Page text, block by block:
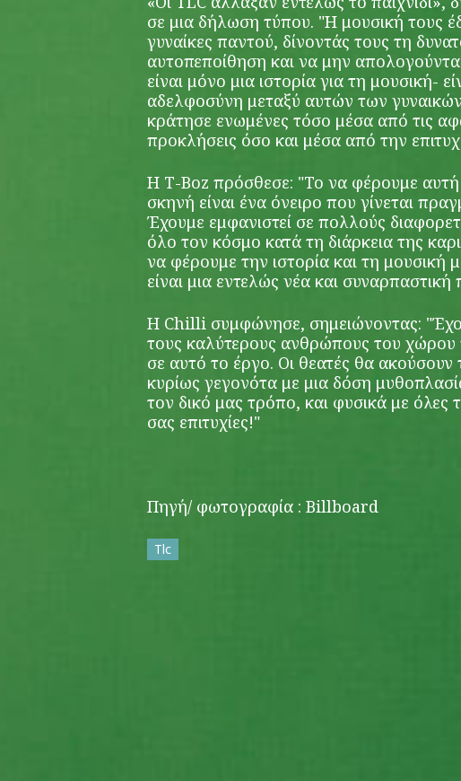
σε μια δήλωση τύπου. "Η μουσική τους
γυναίκες παντού, δίνοντάς τους τη
αυτοπεποίθηση και να μην
είναι μόνο μια ιστορία για τη μουσική-
αδελφοσύνη μεταξύ αυτών των γυναικών
κράτησε ενωμένες τόσο μέσα από τις
προκλήσεις όσο και μέσα από την
Η T-Boz πρόσθεσε: "Το να φέρουμε αυτή
σκηνή είναι ένα όνειρο που γίνεται
Έχουμε εμφανιστεί σε πολλούς
όλο τον κόσμο κατά τη διάρκεια της
να φέρουμε την ιστορία και τη μουσική
είναι μια εντελώς νέα και
Η Chilli συμφώνησε, σημειώνοντας:
τους καλύτερους ανθρώπους του χώρου
σε αυτό το έργο. Οι θεατές θα ακούσουν
κυρίως γεγονότα με μια δόση
τον δικό μας τρόπο, και φυσικά με όλες
σας επιτυχίες!"
Πηγή/ φωτογραφία : Billboard
Tlc